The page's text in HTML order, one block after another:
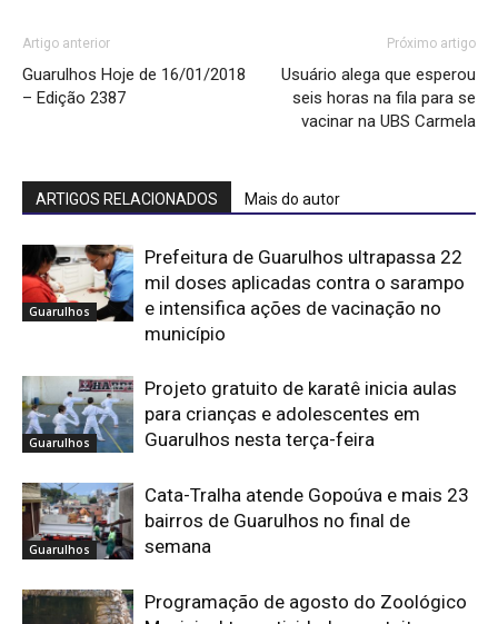
Artigo anterior
Guarulhos Hoje de 16/01/2018
– Edição 2387
Próximo artigo
Usuário alega que esperou
seis horas na fila para se
vacinar na UBS Carmela
ARTIGOS RELACIONADOS Mais do autor
Guarulhos
Prefeitura de Guarulhos ultrapassa 22
mil doses aplicadas contra o sarampo
e intensifica ações de vacinação no
município
Guarulhos
Projeto gratuito de karatê inicia aulas
para crianças e adolescentes em
Guarulhos nesta terça-feira
Guarulhos
Cata-Tralha atende Gopoúva e mais 23
bairros de Guarulhos no final de
semana
Programação de agosto do Zoológico